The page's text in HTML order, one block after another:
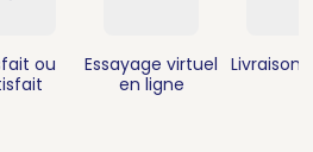
ou
Essayage virtuel
en ligne
Livraison